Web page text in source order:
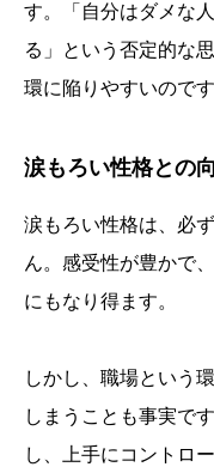
す。「自分はダメな
る」という否定的な
環に陥りやすいのです
涙もろい性格との
涙もろい性格は、必
ん。感受性が豊かで
にもなり得ます。
しかし、職場という
しまうことも事実で
し、上手にコントロ